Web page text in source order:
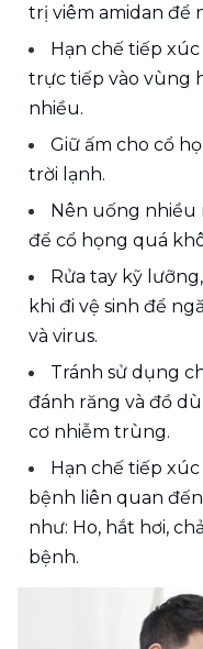
trị viêm amidan để
Hạn chế tiếp
trực tiếp vào vùng
nhiều.
Giữ ấm cho cổ
trời lạnh.
Nên uống nhiều
để cổ họng quá
Rửa tay kỹ
khi đi vệ sinh để
và virus.
Tránh sử dụng
đánh răng và đồ
cơ nhiễm trùng.
Hạn chế tiếp
bệnh liên quan
như: Ho, hắt hơi,
bệnh.